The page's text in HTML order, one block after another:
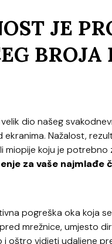
JE
dio našeg
Nažalost,
koju je potrebno
za vaše najmlađe
pogreška oka koja
mrežnice, umjesto
i oštro vidjeti udaljene